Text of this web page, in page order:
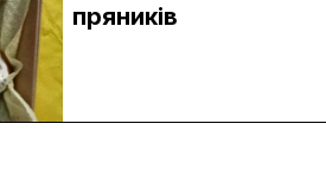
пряників